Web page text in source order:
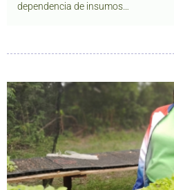
dependencia de insumos…